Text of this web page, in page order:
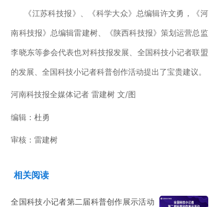
《江苏科技报》、《科学大众》总编辑许文勇，《河
南科技报》总编辑雷建树、《陕西科技报》策划运营总监
李晓东等参会代表也对科技报发展、全国科技小记者联盟
的发展、全国科技小记者科普创作活动提出了宝贵建议。
河南科技报全媒体记者雷建树 文/图
编辑：杜勇
审核：雷建树
相关阅读
全国科技小记者第二届科普创作展示活动